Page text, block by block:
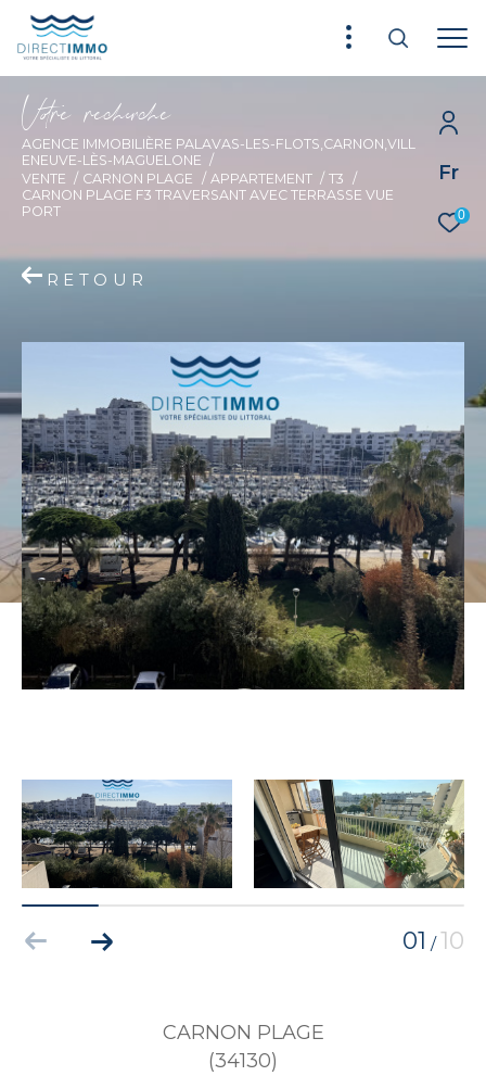
Fr
0
Vore recece
AGENCE IMMOBILIÈRE PALAVAS-LES-FLOTS,CARNON,VILL
ENEUVE-LÈS-MAGUELONE
VENTE
CARNON PLAGE APPARTEMENT
T3
CARNON PLAGE F3 TRAVERSANT AVEC TERRASSE VUE
PORT
RETOUR
01 /10
CARNON PLAGE
(34130)